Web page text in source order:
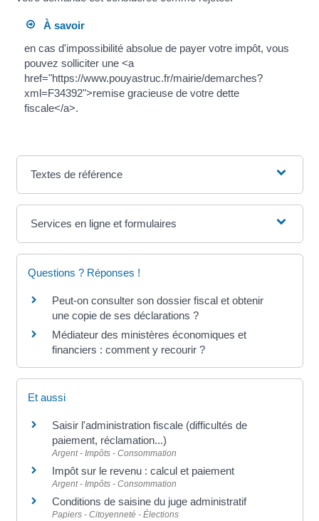
À savoir
en cas d'impossibilité absolue de payer votre impôt, vous
pouvez solliciter une <a
href="https://www.pouyastruc.fr/mairie/demarches?
xml=F34392">remise gracieuse de votre dette
fiscale</a>.
Textes de référence
Services en ligne et formulaires
Questions ? Réponses !
Peut-on consulter son dossier fiscal et obtenir
une copie de ses déclarations ?
Médiateur des ministères économiques et
financiers : comment y recourir ?
Et aussi
Saisir l'administration fiscale (difficultés de
paiement, réclamation...)
Argent - Impôts - Consommation
Impôt sur le revenu : calcul et paiement
Argent - Impôts - Consommation
Conditions de saisine du juge administratif
Papiers - Citoyenneté - Élections